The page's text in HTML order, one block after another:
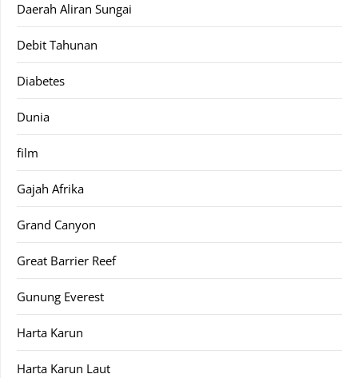
Daerah Aliran Sungai
Debit Tahunan
Diabetes
Dunia
film
Gajah Afrika
Grand Canyon
Great Barrier Reef
Gunung Everest
Harta Karun
Harta Karun Laut